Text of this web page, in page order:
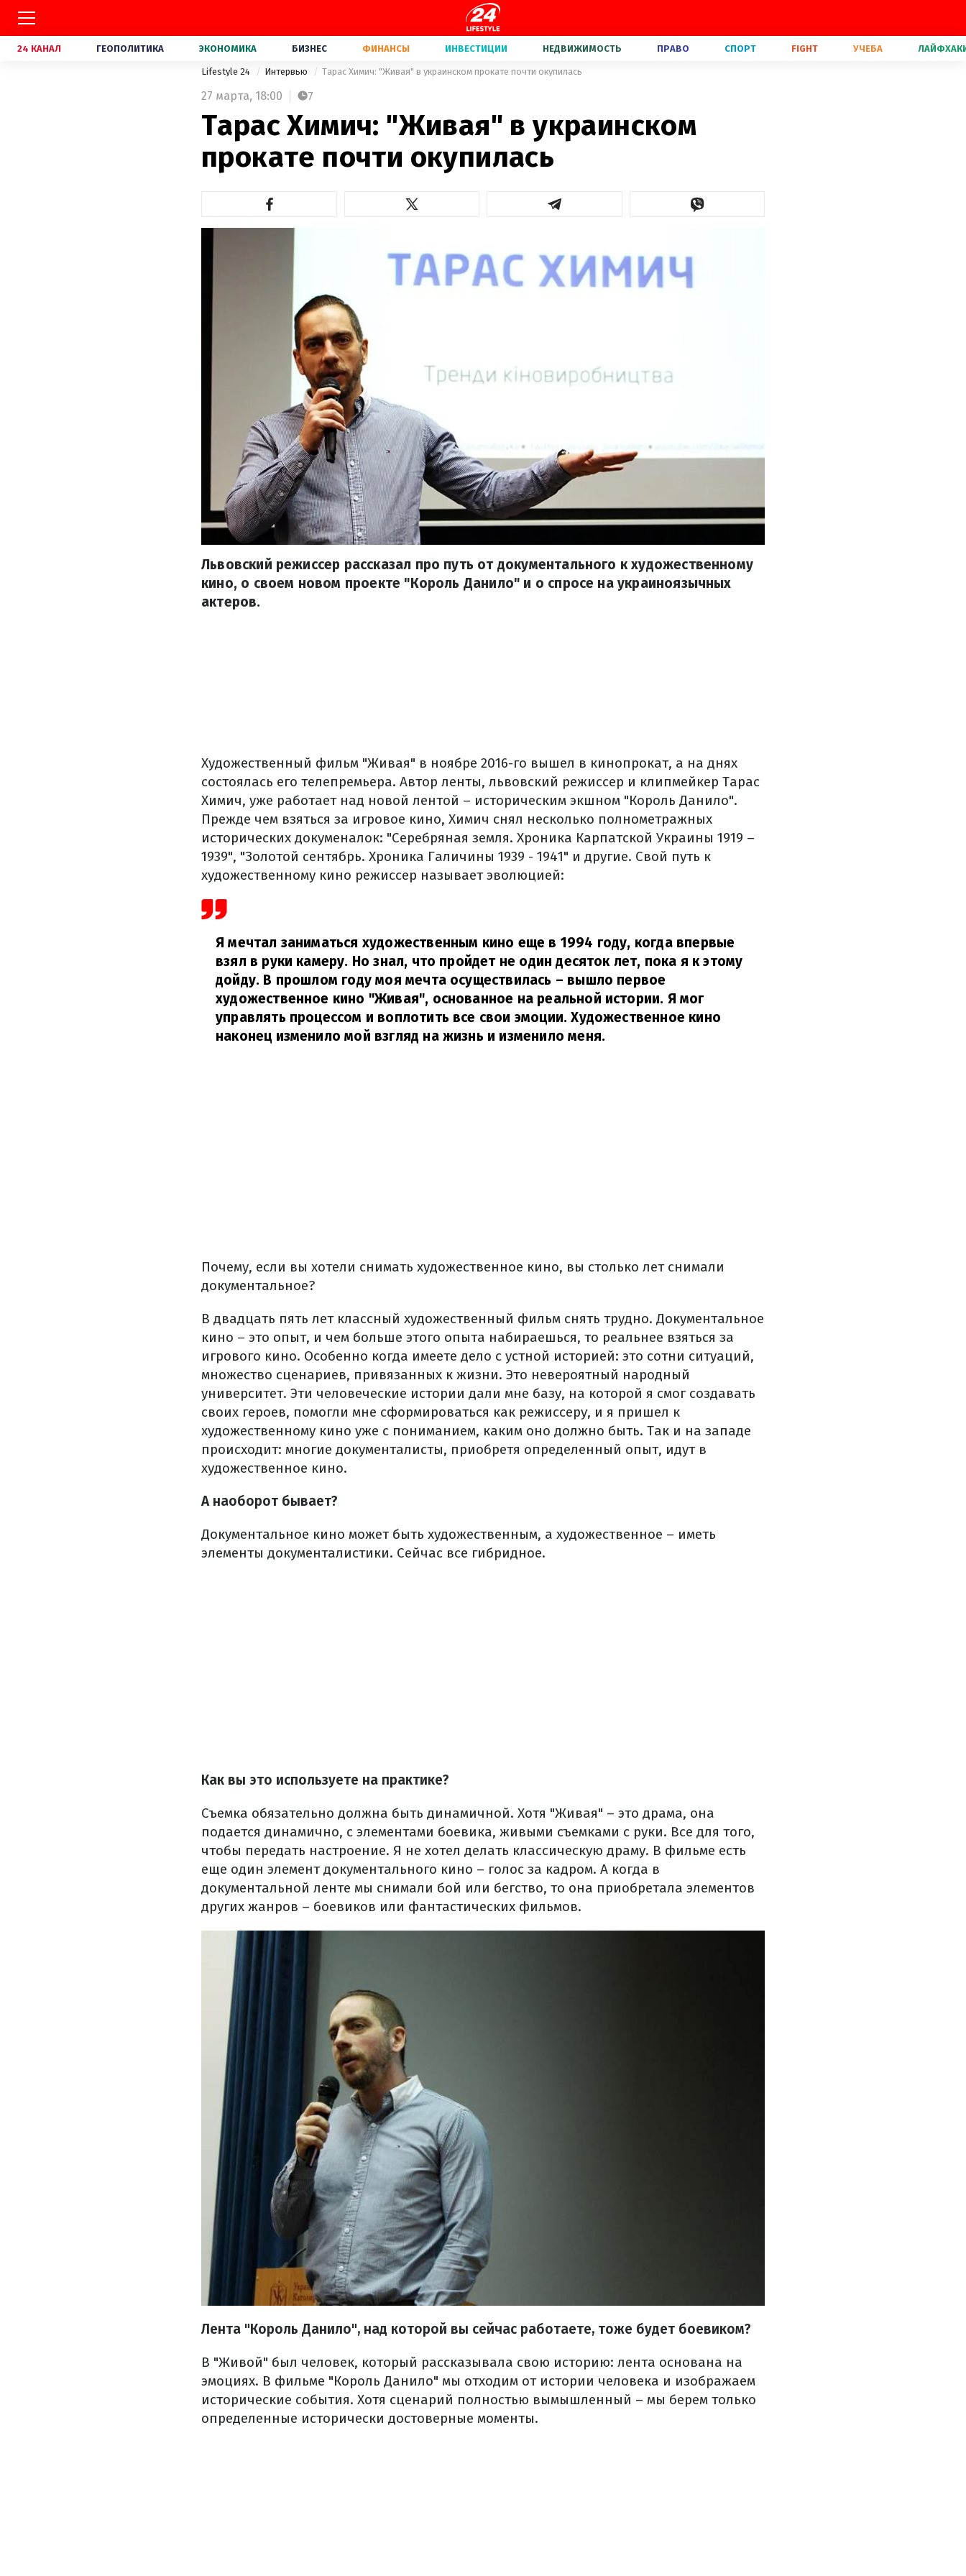
24 КАНАЛ ГЕОПОЛИТИКА ЭКОНОМИКА БИЗНЕС ФИНАНСЫ ИНВЕСТИЦИИ НЕДВИЖИМОСТЬ ПРАВО СПОРТ FIGHT УЧЕБА
Lifestyle 24 Интервью Тарас Химич: "Живая" в украинском прокате почти окупилась
27 марта, 18:00 7
Тарас Химич: "Живая" в украинском
прокате почти окупилась
Львовский режиссер рассказал про путь от документального к художественному
кино, о своем новом проекте "Король Данило" и о спросе на украиноязычных
актеров.
Художественный фильм "Живая" в ноябре 2016-го вышел в кинопрокат, а на днях
состоялась его телепремьера. Автор ленты, львовский режиссер и клипмейкер Тарас
Химич, уже работает над новой лентой – историческим экшном "Король Данило".
Прежде чем взяться за игровое кино, Химич снял несколько полнометражных
исторических докуменалок: "Серебряная земля. Хроника Карпатской Украины 1919 –
1939", "Золотой сентябрь. Хроника Галичины 1939 - 1941" и другие. Свой путь к
художественному кино режиссер называет эволюцией:
Я мечтал заниматься художественным кино еще в 1994 году, когда впервые
взял в руки камеру. Но знал, что пройдет не один десяток лет, пока я к этому
дойду. В прошлом году моя мечта осуществилась – вышло первое
художественное кино "Живая", основанное на реальной истории. Я мог
управлять процессом и воплотить все свои эмоции. Художественное кино
наконец изменило мой взгляд на жизнь и изменило меня.
Почему, если вы хотели снимать художественное кино, вы столько лет снимали
документальное?
В двадцать пять лет классный художественный фильм снять трудно. Документальное
кино – это опыт, и чем больше этого опыта набираешься, то реальнее взяться за
игрового кино. Особенно когда имеете дело с устной историей: это сотни ситуаций,
множество сценариев, привязанных к жизни. Это невероятный народный
университет. Эти человеческие истории дали мне базу, на которой я смог создавать
своих героев, помогли мне сформироваться как режиссеру, и я пришел к
художественному кино уже с пониманием, каким оно должно быть. Так и на западе
происходит: многие документалисты, приобретя определенный опыт, идут в
художественное кино.
А наоборот бывает?
Документальное кино может быть художественным, а художественное – иметь
элементы документалистики. Сейчас все гибридное.
Как вы это используете на практике?
Съемка обязательно должна быть динамичной. Хотя "Живая" – это драма, она
подается динамично, с элементами боевика, живыми съемками с руки. Все для того,
чтобы передать настроение. Я не хотел делать классическую драму. В фильме есть
еще один элемент документального кино – голос за кадром. А когда в
документальной ленте мы снимали бой или бегство, то она приобретала элементов
других жанров – боевиков или фантастических фильмов.
Лента "Король Данило", над которой вы сейчас работаете, тоже будет боевиком?
В "Живой" был человек, который рассказывала свою историю: лента основана на
эмоциях. В фильме "Король Данило" мы отходим от истории человека и изображаем
исторические события. Хотя сценарий полностью вымышленный – мы берем только
определенные исторически достоверные моменты.